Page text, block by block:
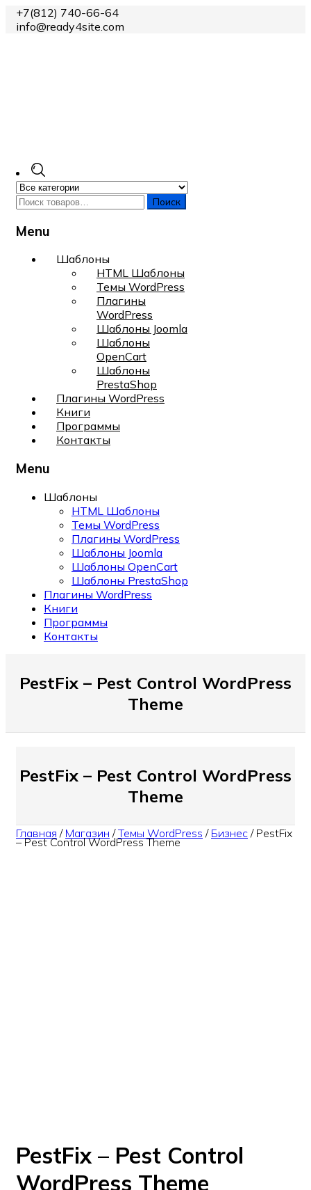
+7(812) 740-66-64
info@ready4site.com
Поиск
Menu
Skip
Шаблоны
HTML Шаблоны
Темы WordPress
Плагины
WordPress
Шаблоны Joomla
Шаблоны
OpenCart
Шаблоны
PrestaShop
Плагины WordPress
Книги
Программы
Контакты
Menu
Шаблоны
HTML Шаблоны
Темы WordPress
Плагины WordPress
Шаблоны Joomla
Шаблоны OpenCart
Шаблоны PrestaShop
Плагины WordPress
Книги
Программы
Контакты
PestFix – Pest Control WordPress
Theme
PestFix – Pest Control WordPress
Theme
Главная / Магазин /Темы WordPress / Бизнес / PestFix
– Pest Control WordPress Theme
PestFix – Pest Control
WordPress Theme